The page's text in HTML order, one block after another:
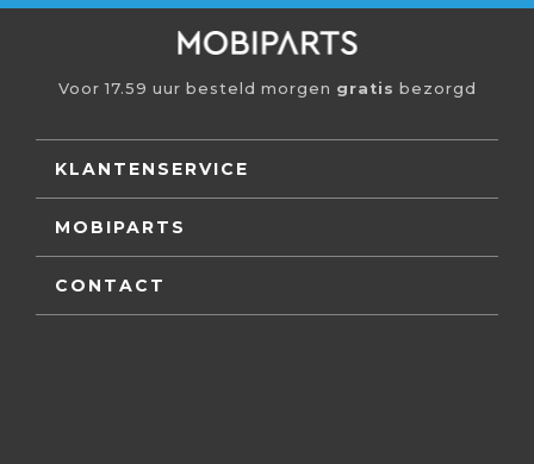
Voor 17.59 uur besteld morgen gratis bezorgd
KLANTENSERVICE
MOBIPARTS
CONTACT